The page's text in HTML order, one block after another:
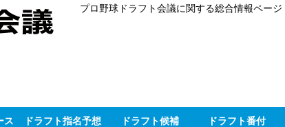
プロ野球ドラフト会議に関する総合情報ページ
ス ドラフト指名予想 ドラフト候補 ドラフト番付